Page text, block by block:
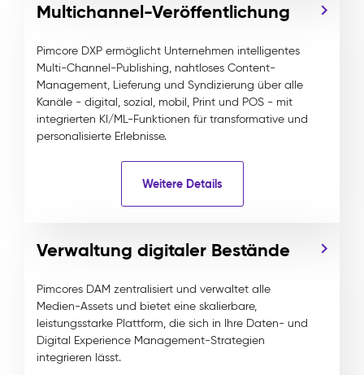
Multichannel-Veröffentlichung
Pimcore DXP ermöglicht Unternehmen intelligentes
Multi-Channel-Publishing, nahtloses Content-
Management, Lieferung und Syndizierung über alle
Kanäle - digital, sozial, mobil, Print und POS - mit
integrierten KI/ML-Funktionen für transformative und
personalisierte Erlebnisse.
Weitere Details
Verwaltung digitaler Bestände
Pimcores DAM zentralisiert und verwaltet alle
Medien-Assets und bietet eine skalierbare,
leistungsstarke Plattform, die sich in Ihre Daten- und
Digital Experience Management-Strategien
integrieren lässt.